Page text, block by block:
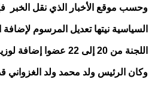
وحسب موقع الأخبار الذي نقل الخبر
السياسية نيتها تعديل المرسوم
اللجنة من 20 إلى 22 عضوا إضافة لوزير المالية الذي يتولى رئاسها.
وكان الرئيس ولد محمد ولد